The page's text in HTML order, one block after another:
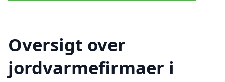
Oversigt over
jordvarmefirmaer i